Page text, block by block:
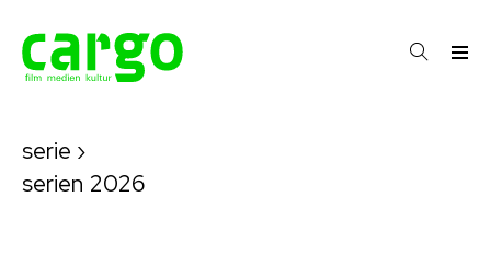
serie ›
serien 2026